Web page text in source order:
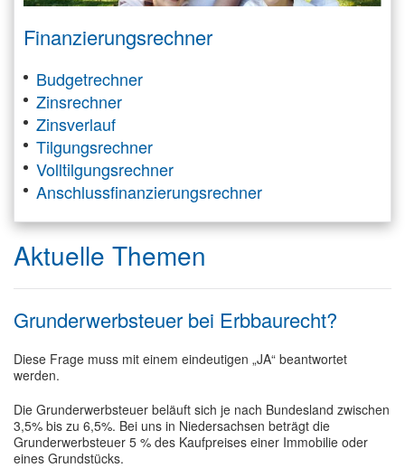
Finanzierungsrechner
Budgetrechner
Zinsrechner
Zinsverlauf
Tilgungsrechner
Volltilgungsrechner
Anschlussfinanzierungsrechner
Aktuelle Themen
Grunderwerbsteuer bei Erbbaurecht?
Diese Frage muss mit einem eindeutigen „JA“ beantwortet
werden.
Die Grunderwerbsteuer beläuft sich je nach Bundesland zwischen
3,5% bis zu 6,5%. Bei uns in Niedersachsen beträgt die
Grunderwerbsteuer 5 % des Kaufpreises einer Immobilie oder
eines Grundstücks.